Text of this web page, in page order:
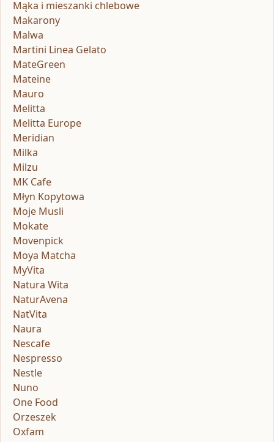
Mąka i mieszanki chlebowe
Makarony
Malwa
Martini Linea Gelato
MateGreen
Mateine
Mauro
Melitta
Melitta Europe
Meridian
Milka
Milzu
MK Cafe
Młyn Kopytowa
Moje Musli
Mokate
Movenpick
Moya Matcha
MyVita
Natura Wita
NaturAvena
NatVita
Naura
Nescafe
Nespresso
Nestle
Nuno
One Food
Orzeszek
Oxfam